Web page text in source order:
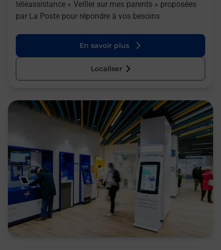
téléassistance « Veiller sur mes parents » proposées
par La Poste pour répondre à vos besoins
En savoir plus
Localiser